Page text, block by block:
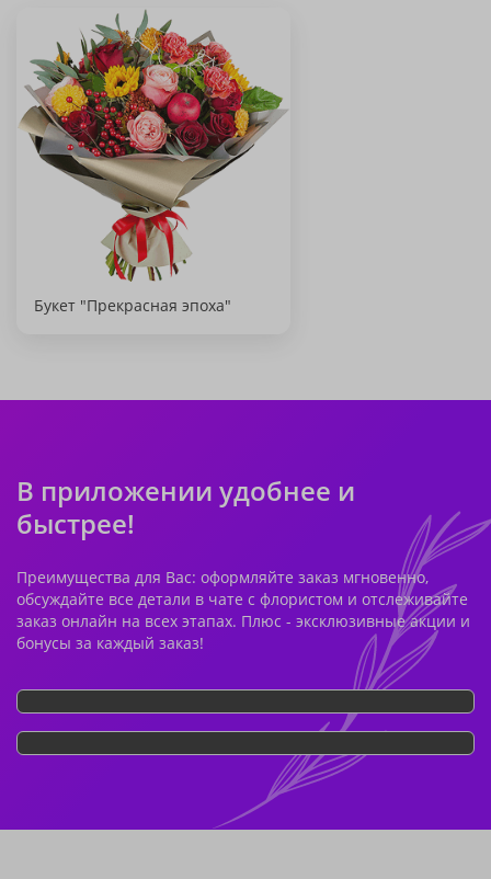
Букет "Прекрасная эпоха"
В приложении удобнее и
быстрее!
Преимущества для Вас: оформляйте заказ мгновенно,
обсуждайте все детали в чате с флористом и отслеживайте
заказ онлайн на всех этапах. Плюс - эксклюзивные акции и
бонусы за каждый заказ!